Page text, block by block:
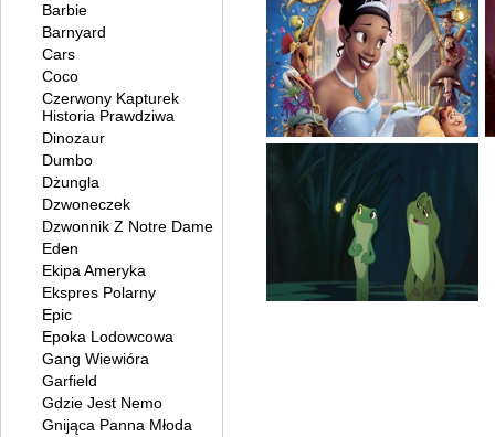
Barbie
Barnyard
Cars
Coco
Czerwony Kapturek
Historia Prawdziwa
Dinozaur
Dumbo
Dżungla
Dzwoneczek
Dzwonnik Z Notre Dame
Eden
Ekipa Ameryka
Ekspres Polarny
Epic
Epoka Lodowcowa
Gang Wiewióra
Garfield
Gdzie Jest Nemo
Gnijąca Panna Młoda